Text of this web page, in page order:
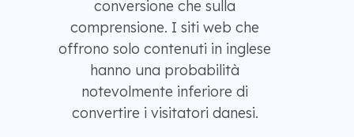
conversione che sulla
comprensione. I siti web che
offrono solo contenuti in inglese
hanno una probabilità
notevolmente inferiore di
convertire i visitatori danesi.